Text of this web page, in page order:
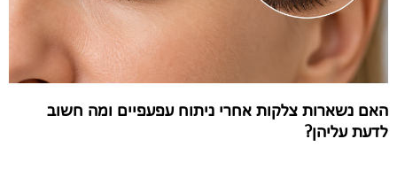
האם נשארות צלקות אחרי ניתוח עפעפיים ומה חשוב
לדעת עליהן?